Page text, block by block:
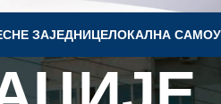
ЗАЈЕДНИЦЕЛОКАЛНА